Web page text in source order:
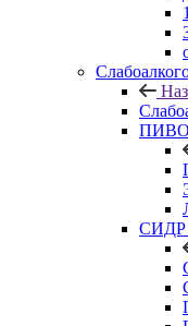
ПИВО
СИДР